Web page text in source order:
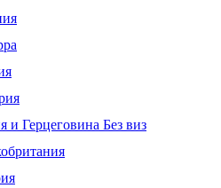
и Герцеговина Без виз